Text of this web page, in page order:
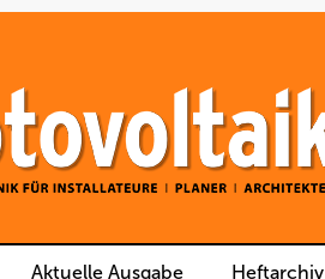
Aktuelle Ausgabe Heftarchiv